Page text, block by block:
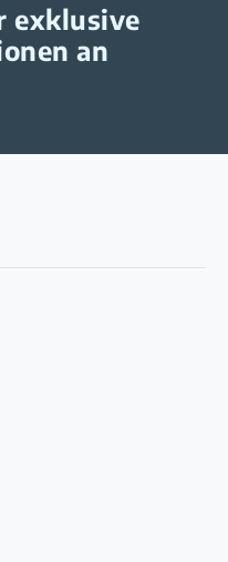
exklusive
an